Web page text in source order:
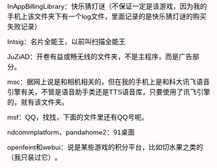
InAppBillingLibrary：快乐猜灯谜（不保证一定是该游戏，因为我的
手机上该文件夹下有一个log文件，里面记录的是快乐猜灯谜的购买
失败记录）
Intsig：名片全能王，以前叫扫描全能王
JuZiAD：开卷有益或畅无线的文件夹，不是主程序，而是广告部
分。
msc：据网上说是和相机相关的，但在我的手机上是和科大讯飞语音
引擎有关，不管是语音助手类还是TTS语音库，只要使用了讯飞引擎
的，就有该文件夹。
msf：QQ，找找，下面的文件里还有QQ号呢。
ndcommplatform、pandahome2：91桌面
openfeint和webui：说是某些游戏的积分平台，比如切水果之类的
（我只装过它）。